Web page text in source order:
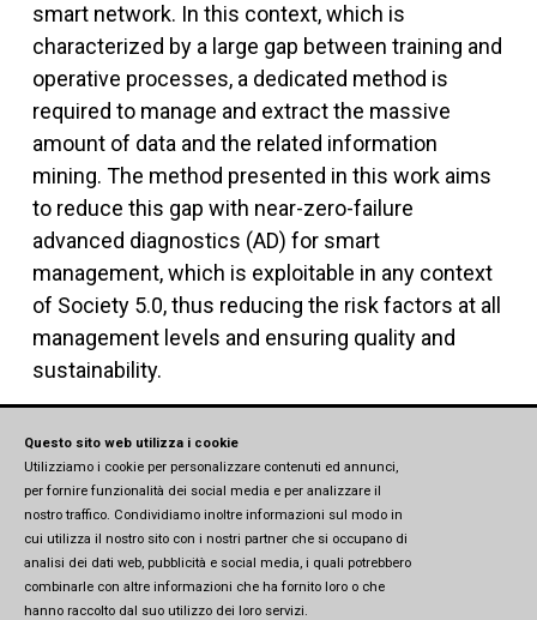
smart network. In this context, which is
characterized by a large gap between training and
operative processes, a dedicated method is
required to manage and extract the massive
amount of data and the related information
mining. The method presented in this work aims
to reduce this gap with near-zero-failure
advanced diagnostics (AD) for smart
management, which is exploitable in any context
of Society 5.0, thus reducing the risk factors at all
management levels and ensuring quality and
sustainability.
Scopri di più
Questo sito web utilizza i cookie
Utilizziamo i cookie per personalizzare contenuti ed annunci,
per fornire funzionalità dei social media e per analizzare il
nostro traffico. Condividiamo inoltre informazioni sul modo in
cui utilizza il nostro sito con i nostri partner che si occupano di
analisi dei dati web, pubblicità e social media, i quali potrebbero
combinarle con altre informazioni che ha fornito loro o che
hanno raccolto dal suo utilizzo dei loro servizi.